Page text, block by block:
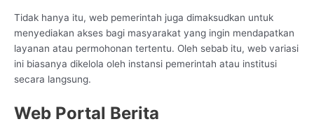
Tidak hanya itu, web pemerintah juga dimaksudkan untuk
menyediakan akses bagi masyarakat yang ingin mendapatkan
layanan atau permohonan tertentu. Oleh sebab itu, web variasi
ini biasanya dikelola oleh instansi pemerintah atau institusi
secara langsung.
Web Portal Berita